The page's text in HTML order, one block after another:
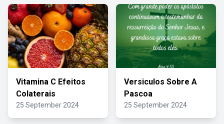
Vitamina C Efeitos
Colaterais
25 September 2024
Versiculos Sobre A
Pascoa
25 September 2024